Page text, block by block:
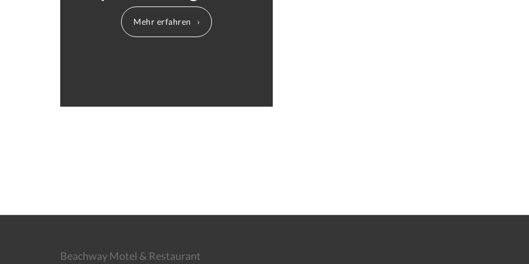
Mehr erfahren
Beachway Motel & Restaurant